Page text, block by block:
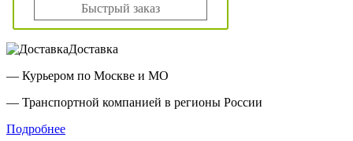
Быстрый заказ
Доставка
— Курьером по Москве и МО
— Транспортной компанией в регионы России
Подробнее